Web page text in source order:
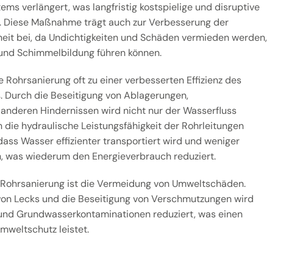
verlängert, was langfristig kostspielige und disruptive
Maßnahme trägt auch zur Verbesserung der
bei, da Undichtigkeiten und Schäden vermieden werden,
Schimmelbildung führen können.
Rohrsanierung oft zu einer verbesserten Effizienz des
Durch die Beseitigung von Ablagerungen,
Hindernissen wird nicht nur der Wasserfluss
hydraulische Leistungsfähigkeit der Rohrleitungen
Wasser effizienter transportiert wird und weniger
was wiederum den Energieverbrauch reduziert.
ist die Vermeidung von Umweltschäden.
Lecks und die Beseitigung von Verschmutzungen wird
Grundwasserkontaminationen reduziert, was einen
leistet.